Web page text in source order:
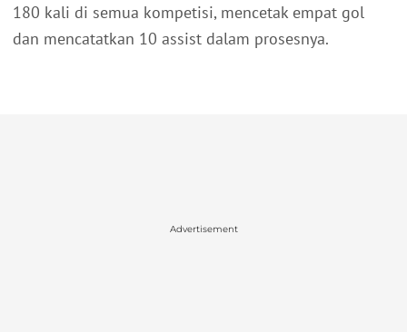
180 kali di semua kompetisi, mencetak empat gol
dan mencatatkan 10 assist dalam prosesnya.
Advertisement